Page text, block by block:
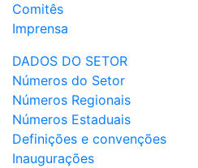
Comitês
Imprensa
DADOS DO SETOR
Números do Setor
Números Regionais
Números Estaduais
Definições e convenções
Inaugurações